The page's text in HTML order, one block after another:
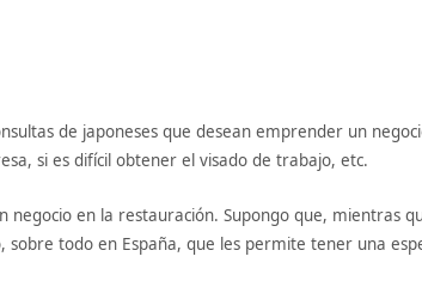
de japoneses que desean emprender un
si es difícil obtener el visado de trabajo, etc.
negocio en la restauración. Supongo que, mientras
todo en España, que les permite tener una